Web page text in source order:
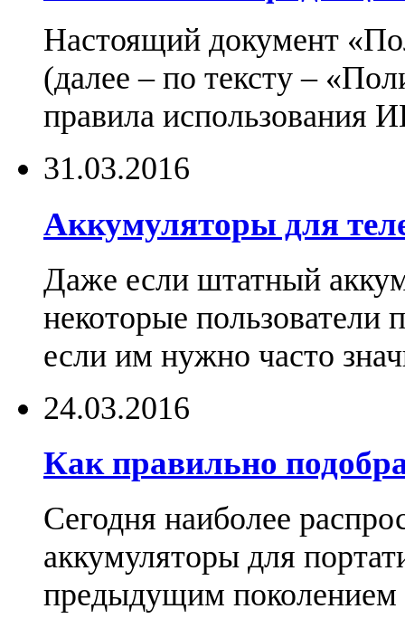
Настоящий документ
(далее – по тексту –
правила использования
31.03.2016
Аккумуляторы для
Даже если штатный
некоторые пользователи
если им нужно часто
24.03.2016
Как правильно
Сегодня наиболее
аккумуляторы для
предыдущим поколением